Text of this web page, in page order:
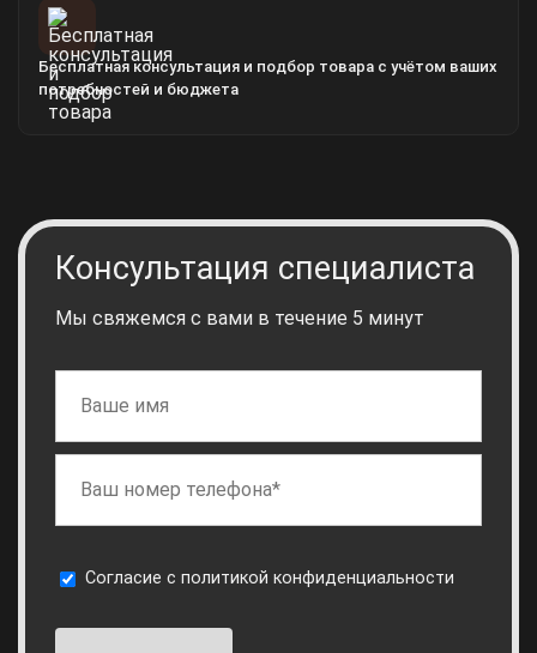
Бесплатная консультация и подбор товара с учётом ваших
потребностей и бюджета
Консультация специалиста
Мы свяжемся с вами в течение 5 минут
Cогласие сполитикой конфиденциальности